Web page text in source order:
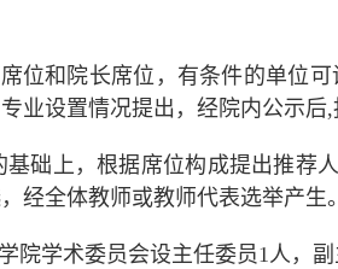
位和院长席位，有条件的单位可
业设置情况提出，经院内公示后,
础上，根据席位构成提出推荐
经全体教师或教师代表选举产生。
院学术委员会设主任委员1人，